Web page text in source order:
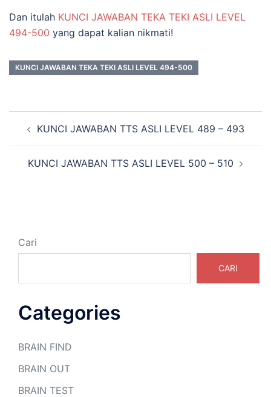
Dan itulah KUNCI JAWABAN TEKA TEKI ASLI LEVEL
494-500 yang dapat kalian nikmati!
KUNCI JAWABAN TEKA TEKI ASLI LEVEL 494-500
Navigasi
Tulisan
KUNCI JAWABAN TTS ASLI LEVEL 489 – 493
KUNCI JAWABAN TTS ASLI LEVEL 500 – 510
Cari
CARI
Categories
BRAIN FIND
BRAIN OUT
BRAIN TEST